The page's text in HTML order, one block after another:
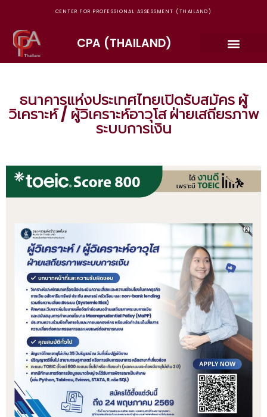
CENTER FOR PROFESSIONAL ASSESSMENT (THAILAND)
CPA (THAILAND)
ธนาคารแห่งประเทศไทยเปิดรับสมัคร ผู้
วิเคราะห์ / ผู้วิเคราะห์อาวุโส ฝ่ายเสถียรภาพ
ระบบการเงิน